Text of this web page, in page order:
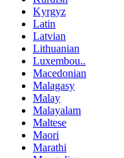
Kyrgyz
Latin
Latvian
Lithuanian
Luxembou..
Macedonian
Malagasy
Malay
Malayalam
Maltese
Maori
Marathi